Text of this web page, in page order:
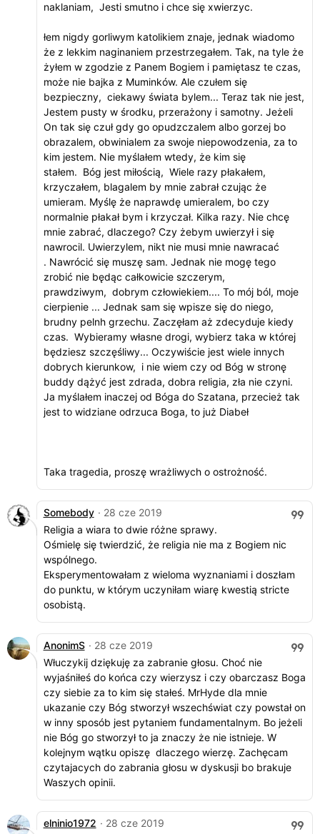
naklaniam, Jesti smutno i chce się xwierzyc.
łem nigdy gorliwym katolikiem znaje, jednak wiadomo
że z lekkim naginaniem przestrzegałem. Tak, na tyle że
żyłem w zgodzie z Panem Bogiem i pamiętasz te czas,
może nie bajka z Muminków. Ale czułem się
bezpieczny, ciekawy świata bylem... Teraz tak nie jest,
Jestem pusty w środku, przerażony i samotny. Jeżeli
On tak się czuł gdy go opudzczalem albo gorzej bo
obrazalem, obwinialem za swoje niepowodzenia, za to
kim jestem. Nie myślałem wtedy, że kim się
stałem. Bóg jest miłością, Wiele razy płakałem,
krzyczałem, blagalem by mnie zabrał czując że
umieram. Myślę że naprawdę umieralem, bo czy
normalnie płakał bym i krzyczał. Kilka razy. Nie chcę
mnie zabrać, dlaczego? Czy żebym uwierzył i się
nawrocil. Uwierzylem, nikt nie musi mnie nawracać
. Nawrócić się muszę sam. Jednak nie mogę tego
zrobić nie będąc całkowicie szczerym,
prawdziwym, dobrym człowiekiem.... To mój ból, moje
cierpienie ... Jednak sam się wpisze się do niego,
brudny pelnh grzechu. Zaczęłam aż zdecyduje kiedy
czas. Wybieramy własne drogi, wybierz taka w której
będziesz szczęśliwy... Oczywiście jest wiele innych
dobrych kierunkow, i nie wiem czy od Bóg w stronę
buddy dążyć jest zdrada, dobra religia, zła nie czyni.
Ja myślałem inaczej od Bóga do Szatana, przecież tak
jest to widziane odrzuca Boga, to już Diabeł
Taka tragedia, proszę wrażliwych o ostrożność.
Somebody · 28 cze 2019
Religia a wiara to dwie różne sprawy.
Ośmielę się twierdzić, że religia nie ma z Bogiem nic
wspólnego.
Eksperymentowałam z wieloma wyznaniami i doszłam
do punktu, w którym uczyniłam wiarę kwestią stricte
osobistą.
AnonimS · 28 cze 2019
Włuczykij dziękuję za zabranie głosu. Choć nie
wyjaśniłeś do końca czy wierzysz i czy obarczasz Boga
czy siebie za to kim się stałeś. MrHyde dla mnie
ukazanie czy Bóg stworzył wszechświat czy powstał on
w inny sposób jest pytaniem fundamentalnym. Bo jeżeli
nie Bóg go stworzył to ja znaczy że nie istnieje. W
kolejnym wątku opiszę dlaczego wierzę. Zachęcam
czytajacych do zabrania głosu w dyskusji bo brakuje
Waszych opinii.
elninio1972 · 28 cze 2019